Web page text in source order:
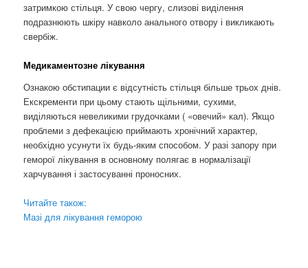
затримкою стільця. У свою чергу, слизові виділення
подразнюють шкіру навколо анального отвору і викликають
свербіж.
Медикаментозне лікування
Ознакою обстипации є відсутність стільця більше трьох днів.
Екскременти при цьому стають щільними, сухими,
виділяються невеликими грудочками ( «овечий» кал). Якщо
проблеми з дефекацією приймають хронічний характер,
необхідно усунути їх будь-яким способом. У разі запору при
геморої лікування в основному полягає в нормалізації
харчування і застосуванні проносних.
Читайте також:
Мазі для лікування геморою